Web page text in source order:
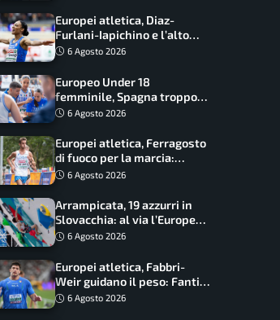
Europei atletica, Diaz-
Furlani-Iapichino e l’alto
azzurro: l’Italia sogna nei
6 Agosto 2026
Europeo Under 18
femminile, Spagna troppo
forte: Italia battuta 95-41,
6 Agosto 2026
Europei atletica, Ferragosto
di fuoco per la marcia:
Palmisano, Stano e
6 Agosto 2026
Arrampicata, 19 azzurri in
Slovacchia: al via l’Europe
Series Lead, tappa decisiva
6 Agosto 2026
Europei atletica, Fabbri-
Weir guidano il peso: Fantini
difende il titolo nel martello
6 Agosto 2026